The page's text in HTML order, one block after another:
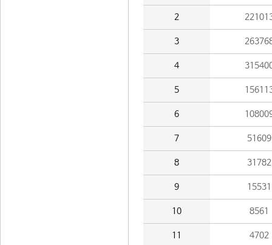
2
3
4
5
6
7 51609
8 31782
9 15531
10 8561
11 4702